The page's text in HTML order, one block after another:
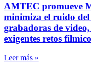
AMTEC promueve
minimiza el ruido
grabadoras de
exigentes retos
Leer más »